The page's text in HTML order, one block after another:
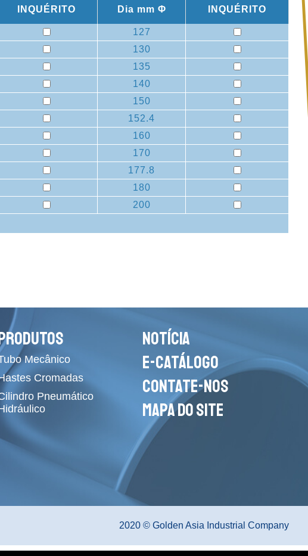
INQUÉRITO Dia mm Φ INQUÉRITO
127
130
135
140
150
152.4
160
170
177.8
180
200
Mecânico
Cromadas
Pneumático
NOTÍCIA
E-CATÁLOGO
CONTATE-NOS
MAPA DO SITE
2020 © Golden Asia Industrial Company